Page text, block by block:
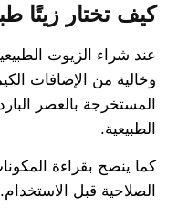
كيف تختار زيتًا
عند شراء الزيوت
وخالية من الإضافات
المستخرجة بالعصر
الطبيعية.
كما ينصح بقراءة
الصلاحية قبل الاستخدام.